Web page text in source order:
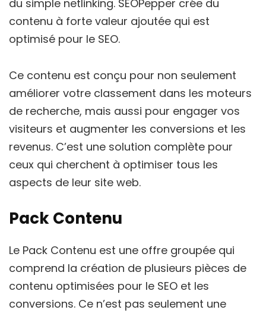
du simple netlinking. SEOPepper crée du
contenu à forte valeur ajoutée qui est
optimisé pour le SEO.
Ce contenu est conçu pour non seulement
améliorer votre classement dans les moteurs
de recherche, mais aussi pour engager vos
visiteurs et augmenter les conversions et les
revenus. C’est une solution complète pour
ceux qui cherchent à optimiser tous les
aspects de leur site web.
Pack Contenu
Le Pack Contenu est une offre groupée qui
comprend la création de plusieurs pièces de
contenu optimisées pour le SEO et les
conversions. Ce n’est pas seulement une